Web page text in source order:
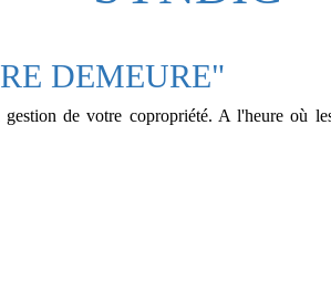
DEMEURE"
de votre copropriété. A l'heure où